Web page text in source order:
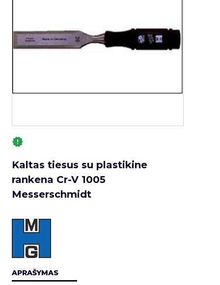
Kaltas tiesus su plastikine
rankena Cr-V 1005
Messerschmidt
APRAŠYMAS